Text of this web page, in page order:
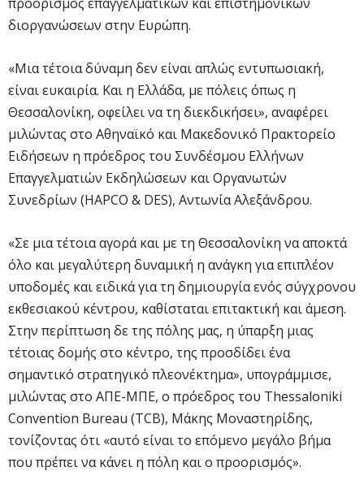
διοργανώσεων στην Ευρώπη.
«Μια τέτοια δύναμη δεν είναι απλώς εντυπωσιακή,
είναι ευκαιρία. Και η Ελλάδα, με πόλεις όπως η
Θεσσαλονίκη, οφείλει να τη διεκδικήσει», αναφέρει
μιλώντας στο Αθηναϊκό και Μακεδονικό Πρακτορείο
Ειδήσεων η πρόεδρος του Συνδέσμου Ελλήνων
Επαγγελματιών Εκδηλώσεων και Οργανωτών
Συνεδρίων (HAPCO & DES), Αντωνία Αλεξάνδρου.
«Σε μια τέτοια αγορά και με τη Θεσσαλονίκη να αποκτά
όλο και μεγαλύτερη δυναμική η ανάγκη για επιπλέον
υποδομές και ειδικά για τη δημιουργία ενός σύγχρονου
εκθεσιακού κέντρου, καθίσταται επιτακτική και άμεση.
Στην περίπτωση δε της πόλης μας, η ύπαρξη μιας
τέτοιας δομής στο κέντρο, της προσδίδει ένα
σημαντικό στρατηγικό πλεονέκτημα», υπογράμμισε,
μιλώντας στο ΑΠΕ-ΜΠΕ, ο πρόεδρος του Thessaloniki
Convention Bureau (TCB), Μάκης Μοναστηρίδης,
τονίζοντας ότι «αυτό είναι το επόμενο μεγάλο βήμα
που πρέπει να κάνει η πόλη και ο προορισμός».